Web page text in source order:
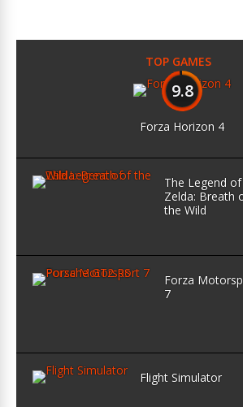
TOP GAMES
9.8
Forza Horizon 4
The Legend of
Zelda: Breath
the Wild
Forza
7
Flight Simulator